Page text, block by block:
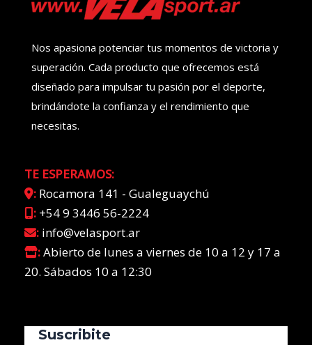
Nos apasiona potenciar tus momentos de victoria y
superación. Cada producto que ofrecemos está
diseñado para impulsar tu pasión por el deporte,
brindándote la confianza y el rendimiento que
necesitas.
TE ESPERAMOS:
: Rocamora 141 - Gualeguaychú
: +54 9 3446 56-2224
: info@velasport.ar
:Abierto de lunes a viernes de 10 a 12 y 17 a
20. Sábados 10 a 12:30
Suscribite